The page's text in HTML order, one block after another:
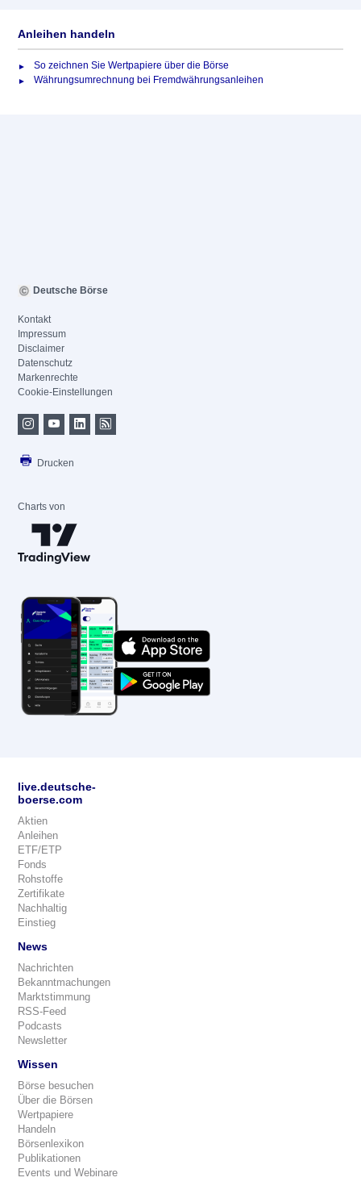
Anleihen handeln
So zeichnen Sie Wertpapiere über die Börse
Währungsumrechnung bei Fremdwährungsanleihen
Deutsche Börse
Kontakt
Impressum
Disclaimer
Datenschutz
Markenrechte
Cookie-Einstellungen
Drucken
Charts von
live.deutsche-
boerse.com
Aktien
Anleihen
ETF/ETP
Fonds
Rohstoffe
Zertifikate
Nachhaltig
Einstieg
News
Nachrichten
Bekanntmachungen
Marktstimmung
RSS-Feed
Podcasts
Newsletter
Wissen
Börse besuchen
Über die Börsen
Wertpapiere
Handeln
Börsenlexikon
Publikationen
Events und Webinare